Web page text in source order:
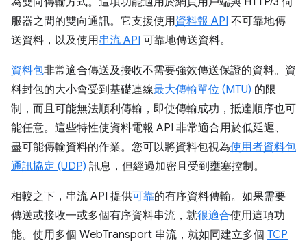
服器之間的雙向通訊。它支援使用資料報 API 不可靠地傳
送資料，以及使用串流 API 可靠地傳送資料。
資料包非常適合傳送及接收不需要強效傳送保證的資料。資
料封包的大小會受到基礎連線最大傳輸單位 (MTU) 的限
制，而且可能無法順利傳輸，即使傳輸成功，抵達順序也可
能任意。這些特性使資料電報 API 非常適合用於低延遲、
盡可能傳輸資料的作業。您可以將資料包視為使用者資料包
通訊協定 (UDP) 訊息，但經過加密且受到壅塞控制。
相較之下，串流 API 提供可靠的有序資料傳輸。如果需要
傳送或接收一或多個有序資料串流，就很適合使用這項功
能。使用多個 WebTransport 串流，就如同建立多個 TCP